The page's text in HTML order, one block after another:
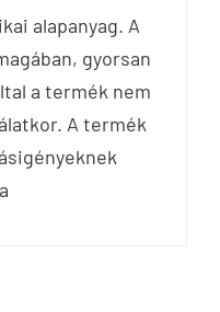
alapanyag. A
gyorsan
a termék nem
A termék